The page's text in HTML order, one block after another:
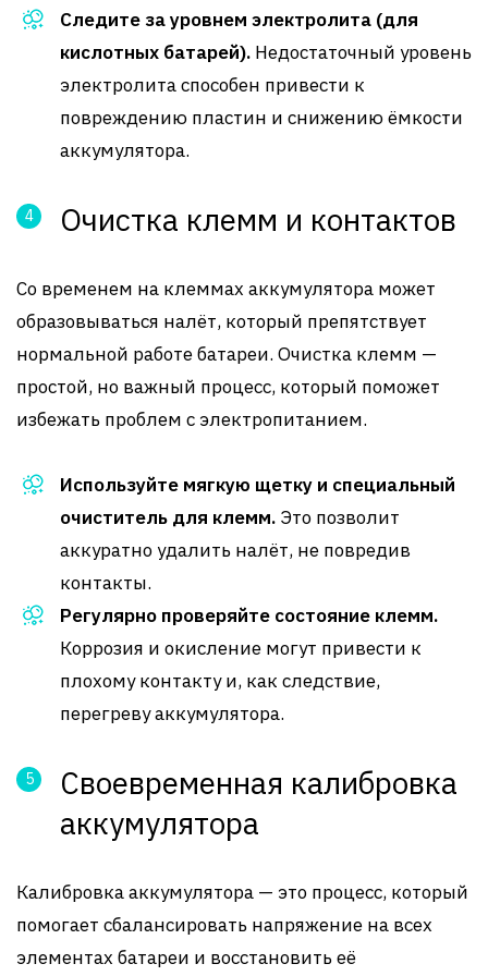
Следите за уровнем электролита (для
кислотных батарей). Недостаточный уровень
электролита способен привести к
повреждению пластин и снижению ёмкости
аккумулятора.
Очистка клемм и контактов
Со временем на клеммах аккумулятора может
образовываться налёт, который препятствует
нормальной работе батареи. Очистка клемм —
простой, но важный процесс, который поможет
избежать проблем с электропитанием.
Используйте мягкую щетку и специальный
очиститель для клемм. Это позволит
аккуратно удалить налёт, не повредив
контакты.
Регулярно проверяйте состояние клемм.
Коррозия и окисление могут привести к
плохому контакту и, как следствие,
перегреву аккумулятора.
Своевременная калибровка
аккумулятора
Калибровка аккумулятора — это процесс, который
помогает сбалансировать напряжение на всех
элементах батареи и восстановить её